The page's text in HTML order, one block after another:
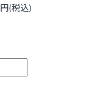
円(税込)